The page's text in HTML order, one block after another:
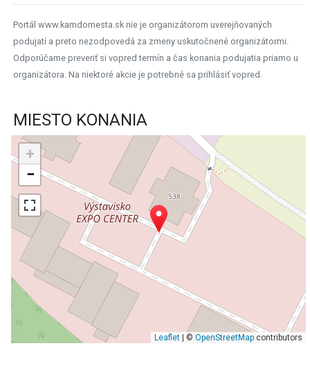
Portál www.kamdomesta.sk nie je organizátorom uverejňovaných
podujatí a preto nezodpovedá za zmeny uskutočnené organizátormi.
Odporúčame preveriť si vopred termín a čas konania podujatia priamo u
organizátora. Na niektoré akcie je potrebné sa prihlásiť vopred.
MIESTO KONANIA
+
−
Leaflet| © OpenStreetMapcontributors